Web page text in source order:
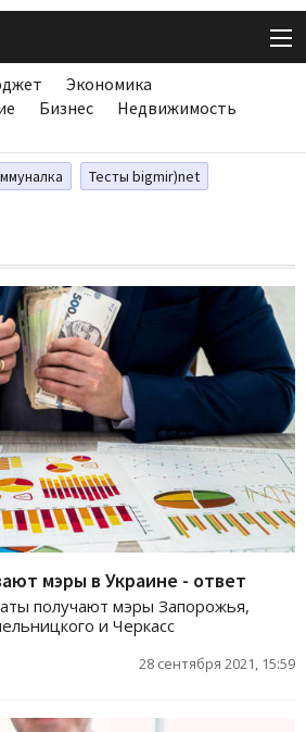
Экономика
Бизнес
Недвижимость
Тесты bigmir)net
мэры в Украине - ответ
получают мэры Запорожья,
и Черкасс
28 сентября 2021, 15:59